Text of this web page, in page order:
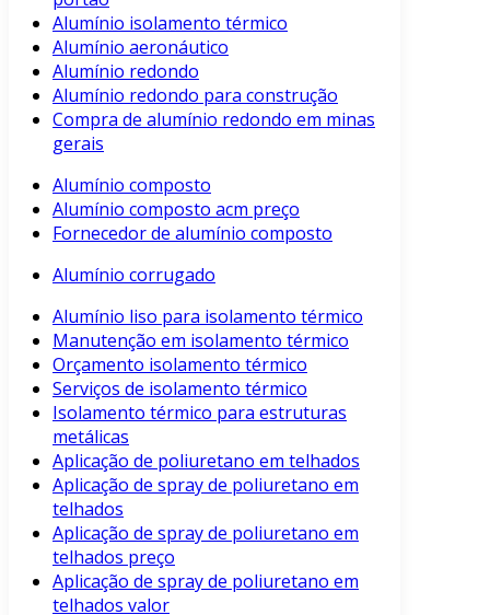
Alumínio isolamento térmico
Alumínio aeronáutico
Alumínio redondo
Alumínio redondo para construção
Compra de alumínio redondo em minas
gerais
Alumínio composto
Alumínio composto acm preço
Fornecedor de alumínio composto
Alumínio corrugado
Alumínio liso para isolamento térmico
Manutenção em isolamento térmico
Orçamento isolamento térmico
Serviços de isolamento térmico
Isolamento térmico para estruturas
metálicas
Aplicação de poliuretano em telhados
Aplicação de spray de poliuretano em
telhados
Aplicação de spray de poliuretano em
telhados preço
Aplicação de spray de poliuretano em
telhados valor